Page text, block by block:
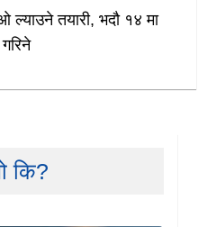
ल्याउने तयारी, भदौ १४ मा
कि?